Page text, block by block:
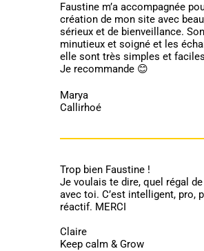
Faustine m’a accompagnée
création de mon site avec
sérieux et de bienveillance.
minutieux et soigné et les
elle sont très simples et
Je recommande 😊
Marya
Callirhoé
Trop bien Faustine !
Je voulais te dire, quel régal
avec toi. C’est intelligent, pro,
réactif. MERCI
Claire
Keep calm & Grow